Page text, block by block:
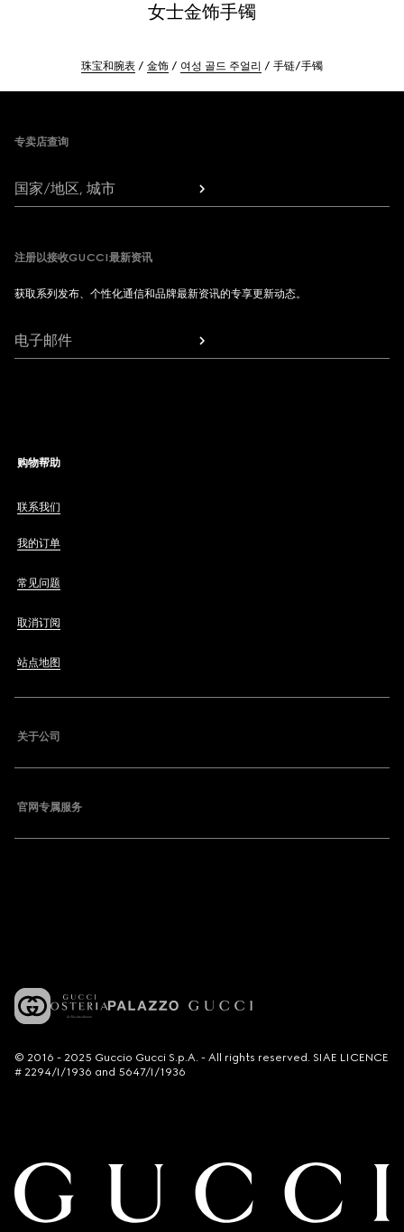
女士金饰手镯
珠宝和腕表 金饰 여성 골드 주얼리 手链/手镯
专卖店查询
国家/地区, 城市
注册以接收GUCCI最新资讯
获取系列发布、个性化通信和品牌最新资讯的专享更新动态。
电子邮件
购物帮助
联系我们
我的订单
常见问题
取消订阅
站点地图
关于公司
官网专属服务
© 2016 - 2025 Guccio Gucci S.p.A. - All rights reserved. SIAE LICENCE
# 2294/I/1936 and 5647/I/1936